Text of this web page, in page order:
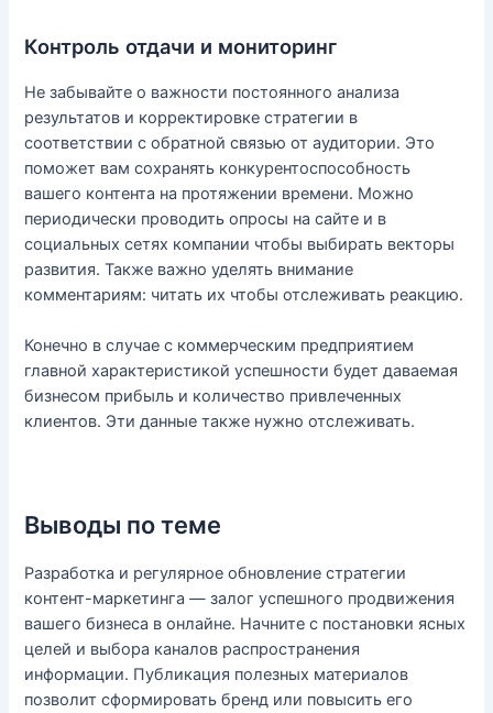
Контроль отдачи и мониторинг
Не забывайте о важности постоянного анализа
результатов и корректировке стратегии в
соответствии с обратной связью от аудитории. Это
поможет вам сохранять конкурентоспособность
вашего контента на протяжении времени. Можно
периодически проводить опросы на сайте и в
социальных сетях компании чтобы выбирать векторы
развития. Также важно уделять внимание
комментариям: читать их чтобы отслеживать реакцию.
Конечно в случае с коммерческим предприятием
главной характеристикой успешности будет даваемая
бизнесом прибыль и количество привлеченных
клиентов. Эти данные также нужно отслеживать.
Выводы по теме
Разработка и регулярное обновление стратегии
контент-маркетинга — залог успешного продвижения
вашего бизнеса в онлайне. Начните с постановки ясных
целей и выбора каналов распространения
информации. Публикация полезных материалов
позволит сформировать бренд или повысить его